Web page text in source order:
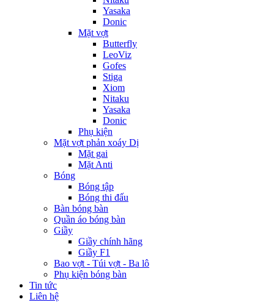
Yasaka
Donic
Mặt vợt
Butterfly
LeoViz
Gofes
Stiga
Xiom
Nitaku
Yasaka
Donic
Phụ kiện
Mặt vợt phản xoáy Dị
Mặt gai
Mặt Anti
Bóng
Bóng tập
Bóng thi đấu
Bàn bóng bàn
Quần áo bóng bàn
Giầy
Giầy chính hãng
Giầy F1
Bao vợt - Túi vợt - Ba lô
Phụ kiện bóng bàn
Tin tức
Liên hệ